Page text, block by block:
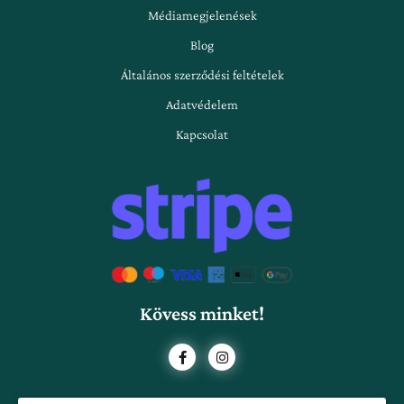
Médiamegjelenések
Blog
Általános szerződési feltételek
Adatvédelem
Kapcsolat
Kövess minket!
F
a
c
I
n
s